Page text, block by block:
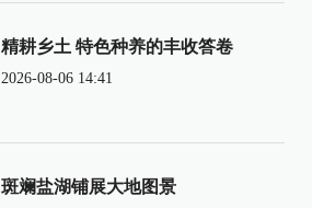
精耕乡土 特色种养的丰收答卷
2026-08-06 14:41
斑斓盐湖铺展大地图景